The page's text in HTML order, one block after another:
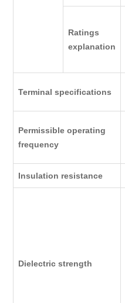
Ratings
explanation
Terminal specifications
Permissible operating
frequency
Insulation resistance
Dielectric strength